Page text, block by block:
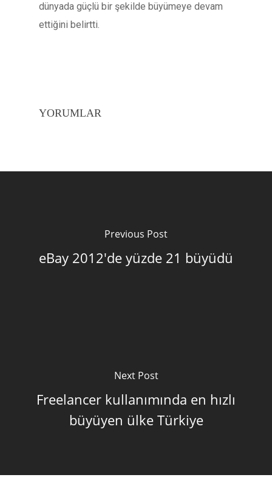
dünyada güçlü bir şekilde büyümeye devam
ettiğini belirtti.
YORUMLAR
Previous Post
eBay 2012'de yüzde 21 büyüdü
Next Post
Freelancer kullanımında en hızlı
büyüyen ülke Türkiye